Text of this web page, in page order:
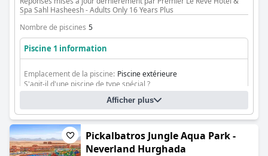
Spa Sahl Hasheesh - Adults Only 16 Years Plus
Nombre de piscines 5
Piscine 1 information
Emplacement de la piscine: Piscine extérieure
S'agit-il d'une piscine de type spécial ?
Piscine d'eau salée
Afficher plus
Pickalbatros Jungle Aqua Park -
Neverland Hurghada